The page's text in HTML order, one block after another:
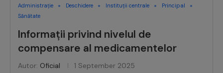
Administrație Deschidere Instituții centrale
Principal
Sănătate
Informații privind nivelul de
compensare al medicamentelor
Autor: Oficial 1 September 2025